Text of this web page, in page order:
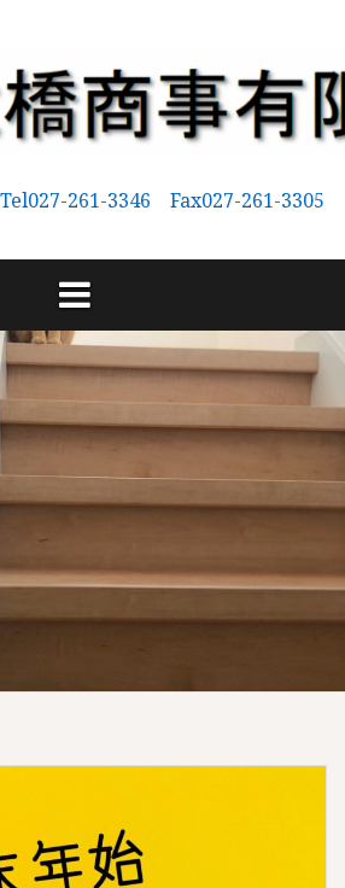
261-3346 Fax027-261-3305